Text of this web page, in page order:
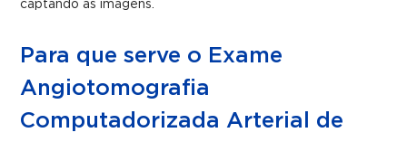
captando as imagens.
Para que serve o Exame
Angiotomografia
Computadorizada Arterial de